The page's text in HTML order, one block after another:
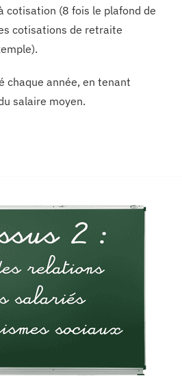
cotisation (8 fois le plafond de
cotisations de retraite
chaque année, en tenant
salaire moyen.